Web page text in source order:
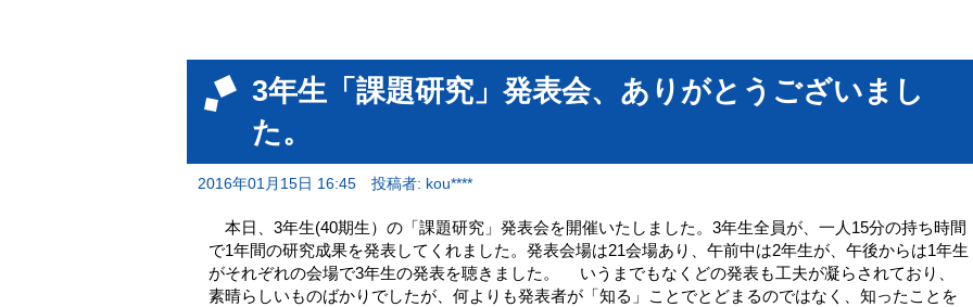
3年生「課題研究」発表会、ありがとうございまし
た。
2016年01月15日 16:45 投稿者: kou****
本日、3年生(40期生）の「課題研究」発表会を開催いたしました。3年生全員が、一人15分の持ち時間
で1年間の研究成果を発表してくれました。発表会場は21会場あり、午前中は2年生が、午後からは1年生
がそれぞれの会場で3年生の発表を聴きました。 いうまでもなくどの発表も工夫が凝らされており、
素晴らしいものばかりでしたが、何よりも発表者が「知る」ことでとどまるのではなく、知ったことを